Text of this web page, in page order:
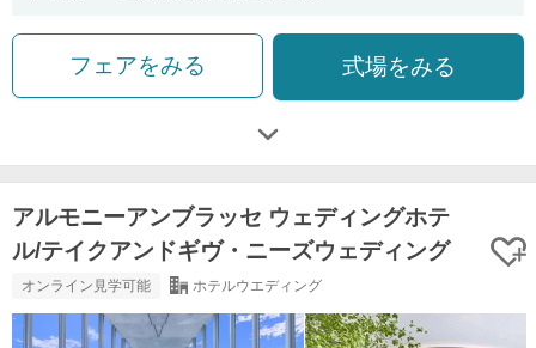
フェアをみる 式場をみる
アルモニーアンブラッセ ウェディングホテ
ル/テイクアンドギヴ・ニーズウェディング
オンライン見学可能 ホテルウエディング